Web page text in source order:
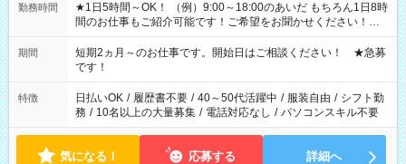
勤務時間
★1日5時間～OK！ （例）9:00～18:00のあいだ もちろん1日8時
間のお仕事もご紹介可能です！ご希望をお聞かせください！★
家庭の都合でお休みが必要な場合も遠慮なくご相談ください。
※週最低15時間以上の勤務が必要です
期間
短期2ヵ月～のお仕事です。開始日はご相談ください！ ★急募
です！
特徴 日払いOK / 履歴書不要 / 40～50代活躍中 / 服装自由 / シフト勤
務 / 10名以上の大量募集 / 電話対応なし / パソコンスキル不要
気になる！ 応募する 詳細へ